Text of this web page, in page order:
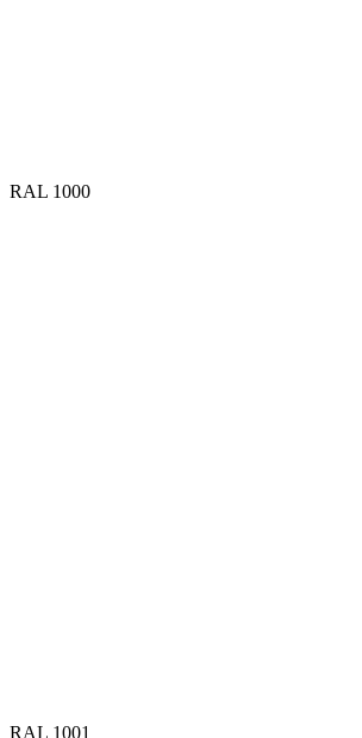
RAL 1000
RAL 1001